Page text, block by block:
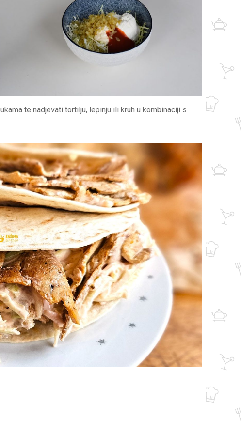
te nadjevati tortilju, lepinju ili kruh u kombinaciji s